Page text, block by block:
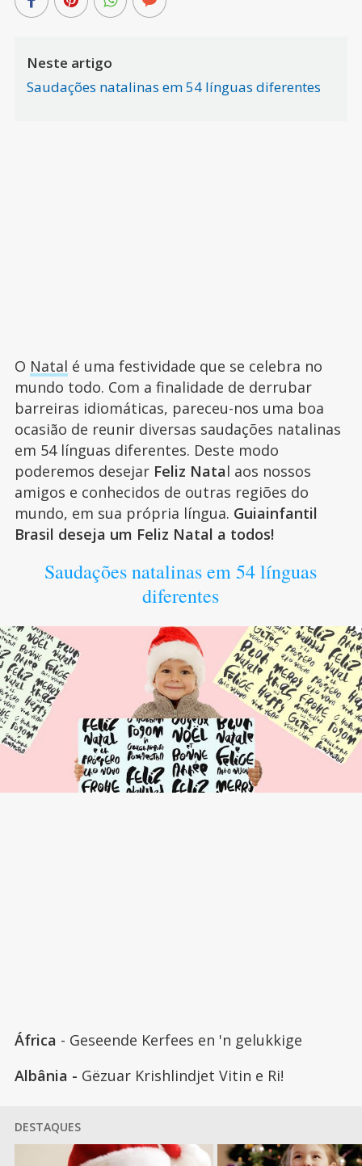
Neste artigo
Saudações natalinas em 54 línguas diferentes
O Natal é uma festividade que se celebra no
mundo todo. Com a finalidade de derrubar
barreiras idiomáticas, pareceu-nos uma boa
ocasião de reunir diversas saudações natalinas
em 54 línguas diferentes. Deste modo
poderemos desejar Feliz Natal aos nossos
amigos e conhecidos de outras regiões do
mundo, em sua própria língua. Guiainfantil
Brasil deseja um Feliz Natal a todos!
Saudações natalinas em 54 línguas
diferentes
África - Geseende Kerfees en 'n gelukkige
Albânia - Gëzuar Krishlindjet Vitin e Ri!
DESTAQUES